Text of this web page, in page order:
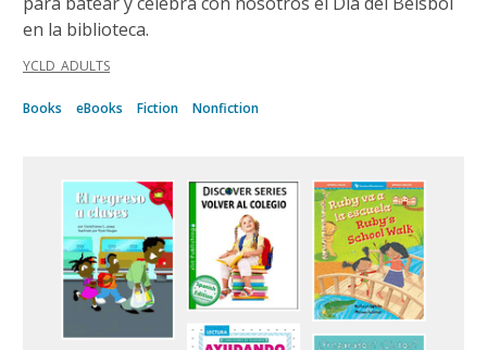
en la biblioteca.
YCLD_ADULTS
Books eBooks Fiction Nonfiction